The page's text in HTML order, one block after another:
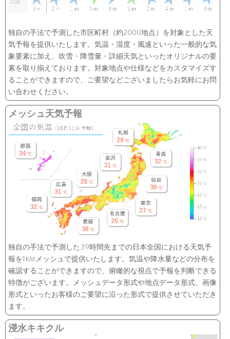
独自の手法で予測した市区町村（約2000地点）を対象とした天
気予報を提供いたします。気温・湿度・風速といった一般的な気
象要素に加え、吹雪・降雪量・詳細天気といったオリジナルの要
素を取り揃えております。対象地点や仕様などをカスタマイズす
ることができますので、ご要望などございましたらお気軽にお問
い合わせください。
メッシュ天気予報
独自の手法で予測した39時間先までの日本全国における天気予
報を1kmメッシュで提供いたします。気温や降水量などの分布を
確認することができますので、俯瞰的な視点で予報を判断できる
特徴がございます。メッシュデータ形式や地点データ形式、画像
形式といったお客様のご要望に沿った形式で提供させていただき
ます。
浸水キキクル